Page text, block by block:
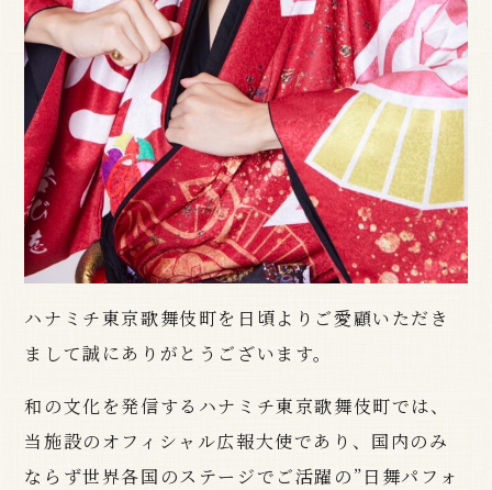
ハナミチ東京歌舞伎町を日頃よりご愛顧いただき
まして誠にありがとうございます。
和の文化を発信するハナミチ東京歌舞伎町では、
当施設のオフィシャル広報大使であり、国内のみ
ならず世界各国のステージでご活躍の”日舞パフォ